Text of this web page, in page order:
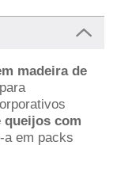
madeira de
queijos com
em packs